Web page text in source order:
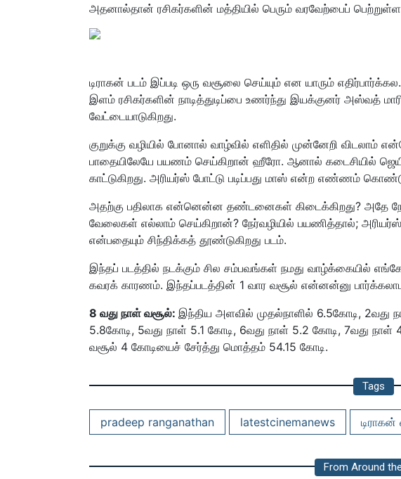
அதனால்தான் ரசிகர்களின் மத்தியில் பெரும் வரவேற்பைப்
டிராகன் படம் இப்படி ஒரு வசூலை செய்யும் என யாரும்
இளம் ரசிகர்களின் நாடித்துடிப்பை உணர்ந்து இயக்குனர் அஸ்வத்
வேட்டையாடுகிறது.
குறுக்கு வழியில் போனால் வாழ்வில் எளிதில் முன்னேறி
பாதையிலேயே பயணம் செய்கிறான் ஹீரோ. ஆனால் கடைசியில்
காட்டுகிறது. அரியர்ஸ் போட்டு படிப்பது மாஸ் என்ற எண்ணம்
அதற்கு பதிலாக என்னென்ன தண்டனைகள் கிடைக்கிறது? அதே
வேலைகள் எல்லாம் செய்கிறான்? நேர்வழியில் பயணித்தால்;
என்பதையும் சிந்திக்கத் தூண்டுகிறது படம்.
இந்தப் படத்தில் நடக்கும் சில சம்பவங்கள் நமது வாழ்க்கையில்
கவரக் காரணம். இந்தப்படத்தின் 1 வார வசூல் என்னன்னு
8 வது நாள் வசூல்: இந்திய அளவில் முதல்நாளில் 6.5கோடி, 2வது
5.8கோடி, 5வது நாள் 5.1 கோடி, 6வது நாள் 5.2 கோடி, 7வது
வசூல் 4 கோடியைச் சேர்த்து மொத்தம் 54.15 கோடி.
Tags
pradeep ranganathan latestcinemanews
From Around